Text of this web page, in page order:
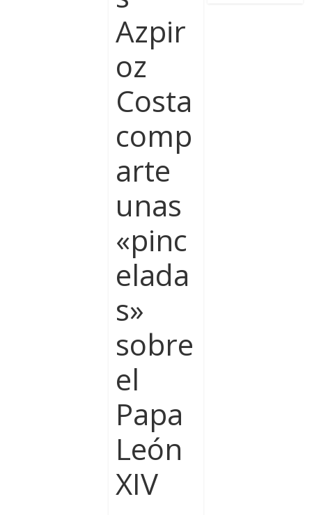
Azpir
oz
Costa
comp
arte
unas
«pinc
elada
s»
sobre
el
Papa
León
XIV